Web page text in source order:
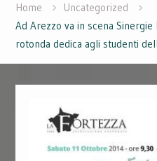
Home
Uncategorized
Ad Arezzo va in scena Sinergie
rotonda dedica agli studenti